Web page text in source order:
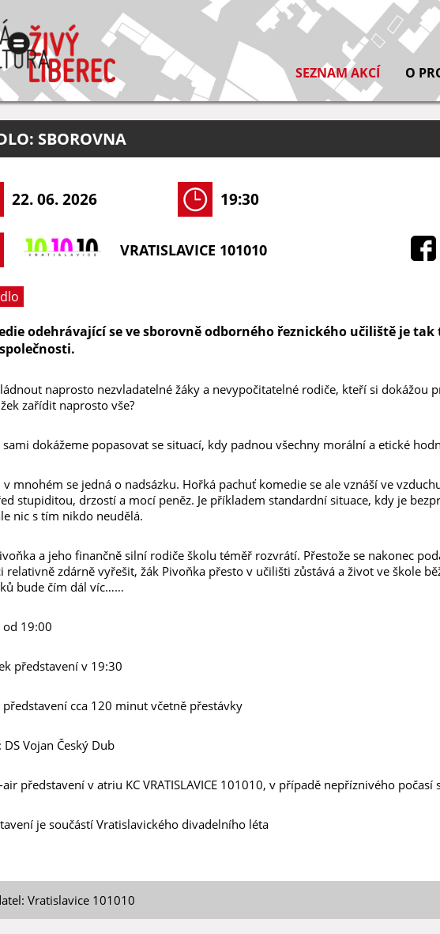
SEZNAM AKCÍ O
SBOROVNA
22. 06. 2026 19:30
VRATISLAVICE 101010
odehrávající se ve sborovně odborného řeznického učiliště je
naprosto nezvladatelné žáky a nevypočitatelné rodiče, kteří si dokážou
zařídit naprosto vše?
sami dokážeme popasovat se situací, kdy padnou všechny morální a etické
v mnohém se jedná o nadsázku. Hořká pachuť komedie se ale vznáší ve
stupiditou, drzostí a mocí peněz. Je příkladem standardní situace, kdy je
nic s tím nikdo neudělá.
a jeho finančně silní rodiče školu téměř rozvrátí. Přestože se nakonec
relativně zdárně vyřešit, žák Pivoňka přesto v učilišti zůstává a život ve škole
bude čím dál víc……
od 19:00
představení v 19:30
představení cca 120 minut včetně přestávky
DS Vojan Český Dub
air představení v atriu KC VRATISLAVICE 101010, v případě nepříznivého
je součástí Vratislavického divadelního léta
Vratislavice 101010